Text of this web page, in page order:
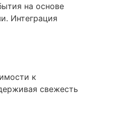
на основе
Интеграция
к
свежесть